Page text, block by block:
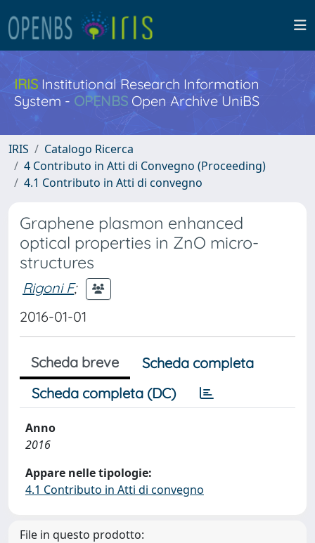
IRISInstitutional Research Information
System - OPENBS Open Archive UniBS
IRIS
Catalogo Ricerca
4 Contributo in Atti di Convegno (Proceeding)
4.1 Contributo in Atti di convegno
Graphene plasmon enhanced
optical properties in ZnO micro-
structures
Rigoni F;
2016-01-01
Scheda breve
Scheda completa
Scheda completa (DC)
Anno
2016
Appare nelle tipologie:
4.1 Contributo in Atti di convegno
File in questo prodotto: